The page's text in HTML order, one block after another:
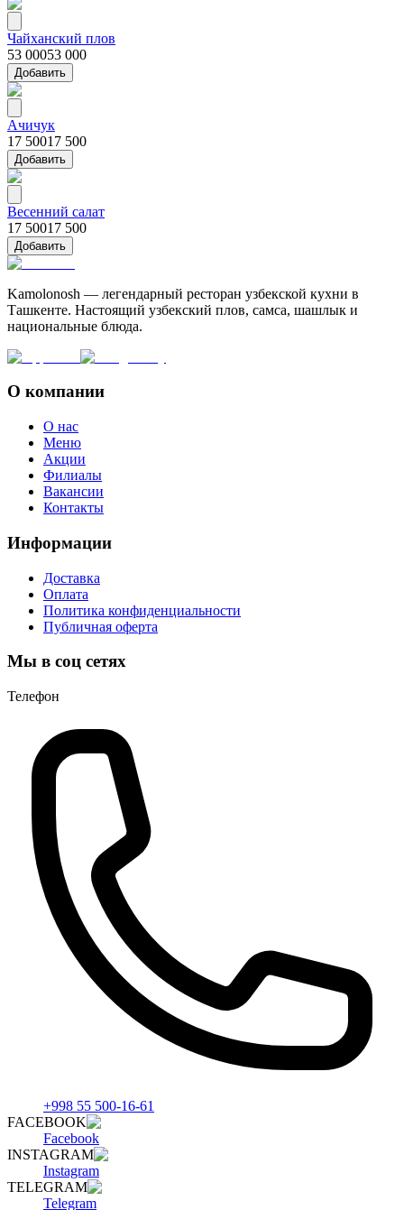
Чайханский плов
53 00053 000
Добавить
Ачичук
17 50017 500
Добавить
Весенний салат
17 50017 500
Добавить
Kamolonosh — легендарный ресторан узбекской кухни в
Ташкенте. Настоящий узбекский плов, самса, шашлык и
национальные блюда.
О компании
О нас
Меню
Акции
Филиалы
Вакансии
Контакты
Информации
Доставка
Оплата
Политика конфиденциальности
Публичная оферта
Мы в соц сетях
Телефон
+998 55 500-16-61
FACEBOOK
Facebook
INSTAGRAM
Instagram
TELEGRAM
Telegram